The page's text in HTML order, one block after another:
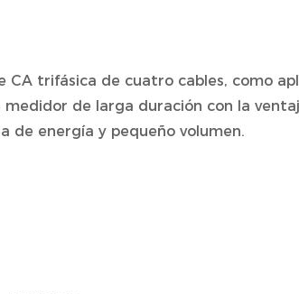
trifásica de cuatro cables, como
medidor de larga duración con la
de energía y pequeño volumen.